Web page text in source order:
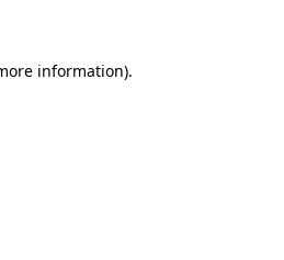
information).